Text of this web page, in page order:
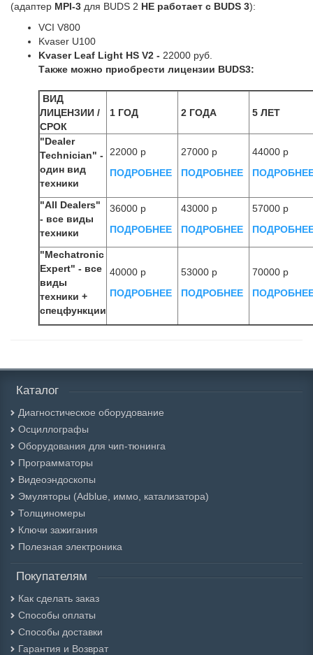
(адаптер MPI-3 для BUDS 2 НЕ работает с BUDS 3):
VCI V800
Kvaser U100
Kvaser Leaf Light HS V2 - 22000 руб.
Также можно приобрести лицензии BUDS3:
ВИД
ЛИЦЕНЗИИ /
СРОК
1 ГОД 2 ГОДА 5 ЛЕТ
"Dealer
Technician" -
один вид
техники
22000 р
ПОДРОБНЕЕ
27000 р
ПОДРОБНЕЕ
44000 р
"All Dealers"
- все виды
техники
36000 р
ПОДРОБНЕЕ
43000 р
ПОДРОБНЕЕ
57000 р
"Mechatronic
Expert" - все
виды
техники +
спецфункции
40000 р
ПОДРОБНЕЕ
53000 р
ПОДРОБНЕЕ
70000 р
Каталог
Диагностическое оборудование
Осциллографы
Оборудования для чип-тюнинга
Программаторы
Видеоэндоскопы
Эмуляторы (Adblue, иммо, катализатора)
Толщиномеры
Ключи зажигания
Полезная электроника
Покупателям
Как сделать заказ
Способы оплаты
Способы доставки
Гарантия и Возврат